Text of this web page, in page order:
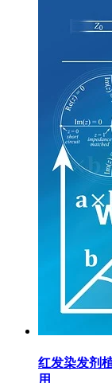
红发染发剂
用